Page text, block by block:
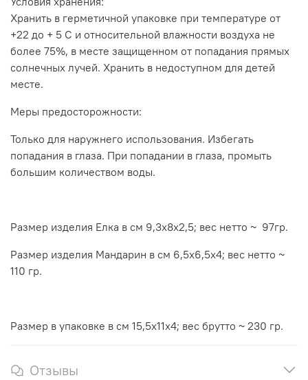
Хранить в герметичной упаковке при температуре от
+22 до + 5 С и относительной влажности воздуха не
более 75%, в месте защищенном от попадания прямых
солнечных лучей. Хранить в недоступном для детей
месте.
Меры предосторожности:
Только для наружнего использования. Избегать
попадания в глаза. При попадании в глаза, промыть
большим количеством воды.
Размер изделия Елка в см 9,3х8х2,5; вес нетто ~ 97гр.
Размер изделия Мандарин в см 6,5х6,5х4; вес нетто ~
110 гр.
Размер в упаковке в см 15,5х11х4; вес брутто ~ 230 гр.
Отзывы